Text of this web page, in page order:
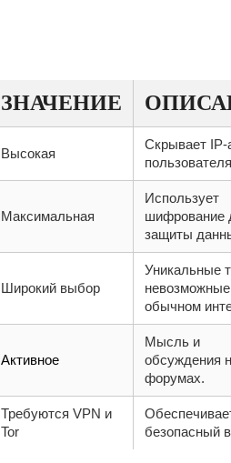
ЗНАЧЕНИЕ
Высокая
Скрывает IP-
Максимальная
Использует
шифрование
защиты
Широкий выбор
Уникальные
обычном
Активное
Мысль и
обсуждения
форумах.
Требуются VPN и
Tor
безопасный